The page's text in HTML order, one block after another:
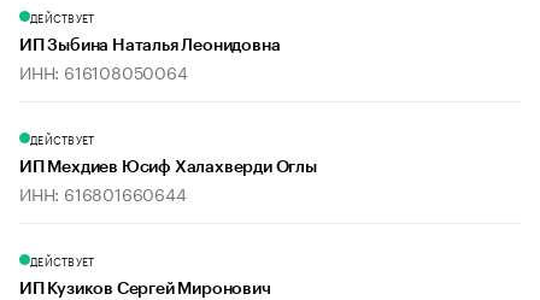
ДЕЙСТВУЕТ
ИП Зыбина Наталья Леонидовна
ИНН: 616108050064
ДЕЙСТВУЕТ
ИП Мехдиев Юсиф Халахверди Оглы
ИНН: 616801660644
ДЕЙСТВУЕТ
ИП Кузиков Сергей Миронович